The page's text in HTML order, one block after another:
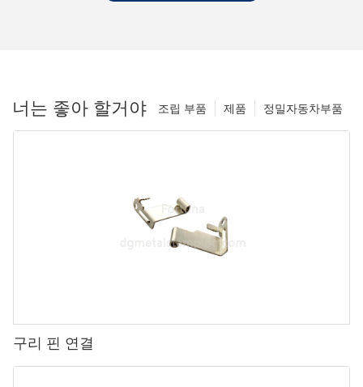
너는 좋아 할거야 정밀자동차부품
제품
조립 부품
구리 핀 연결